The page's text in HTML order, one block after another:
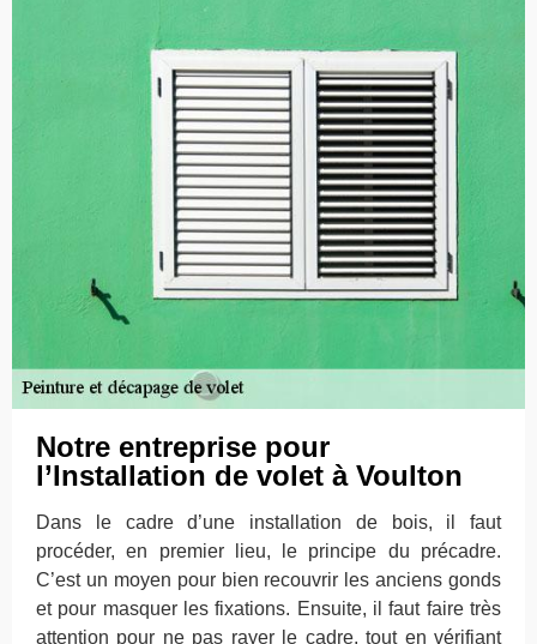
Notre entreprise pour
l’Installation de volet à Voulton
Dans le cadre d’une installation de bois, il faut
procéder, en premier lieu, le principe du précadre.
C’est un moyen pour bien recouvrir les anciens gonds
et pour masquer les fixations. Ensuite, il faut faire très
attention pour ne pas rayer le cadre, tout en vérifiant